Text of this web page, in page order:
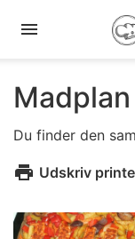
Du finder den
Udskriv